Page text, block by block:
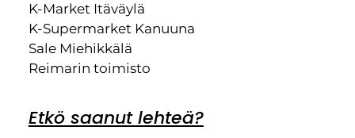
K-Market Itäväylä
K-Supermarket Kanuuna
Sale Miehikkälä
Reimarin toimisto
Etkö saanut lehteä?